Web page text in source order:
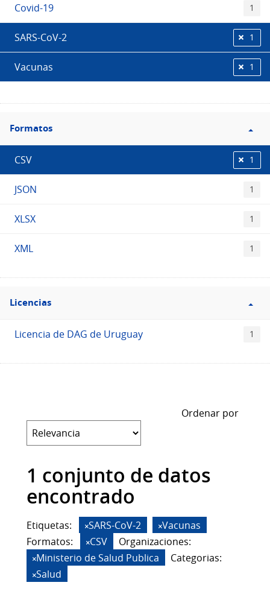
Covid-19 1
SARS-CoV-2 1
Vacunas 1
Filtro
Formatos
Formatos
CSV 1
JSON 1
XLSX 1
XML 1
Filtro
Licencias
Licencias
Licencia de DAG de Uruguay 1
Ordenar por
1 conjunto de datos
encontrado
Etiquetas: SARS-CoV-2
Vacunas
Formatos:
CSV
Organizaciones:
Ministerio de Salud Publica
Categorias:
Salud